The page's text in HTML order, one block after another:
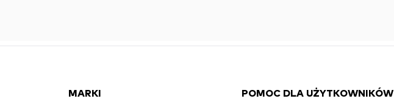
MARKI POMOC DLA UŻYTKOWNIKÓW